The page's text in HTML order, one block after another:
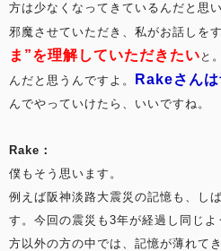
方は少なくなってきているんだと思
邪魔させていただき、私がお話しをす
ま”を理解していただきたい と
んだと思うんですよ。
Rakeさん
んでやっていけたら、いいですね。
Rake：
僕もそう思います。
例えば阪神淡路大震災の記憶も、し
す。今回の震災も3年が経過し同じ
方以外の方の中では、記憶が薄れて